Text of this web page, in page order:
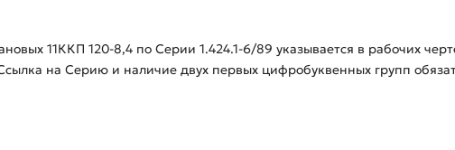
11ККП 120-8,4 по Серии 1.424.1-6/89 указывается в рабочих
на Серию и наличие двух первых цифробуквенных групп